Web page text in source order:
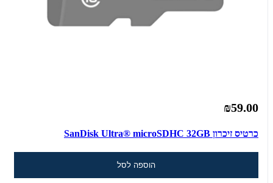
₪59.00
כרטיס זיכרון SanDisk Ultra® microSDHC 32GB
הוספה לסל